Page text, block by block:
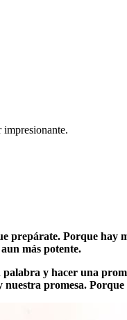
impresionante.
Porque hay
más potente.
y hacer una
promesa. Porque